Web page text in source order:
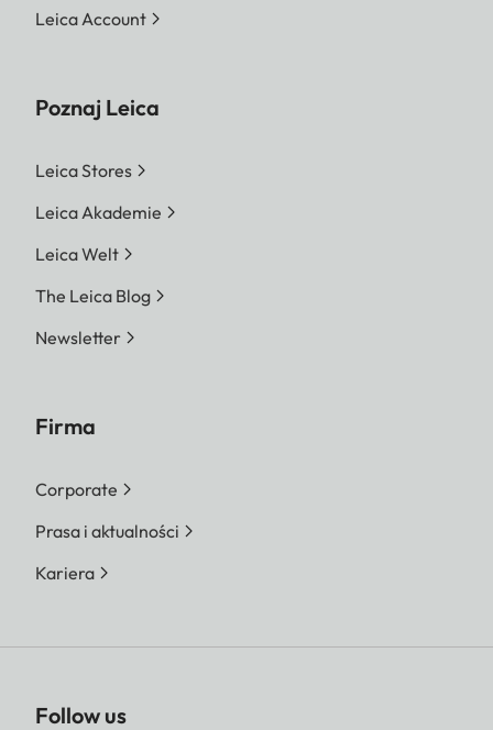
Leica Account
Poznaj Leica
Leica Stores
Leica Akademie
Leica Welt
The Leica Blog
Newsletter
Firma
Corporate
Prasa i aktualności
Kariera
Follow us